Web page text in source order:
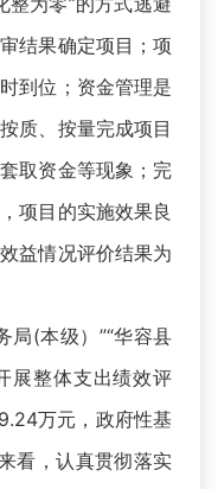
结果确定项目；项
到位；资金管理是
质、按量完成项目
取资金等现象；完
项目的实施效果良
益情况评价结果为
局(本级）”“华容县
展整体支出绩效评
万元，政府性基
看，认真贯彻落实